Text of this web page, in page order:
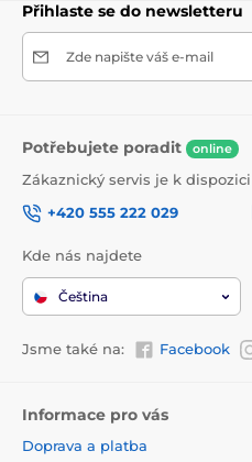
Přihlaste se do newsletteru
Zde napište váš e-mail
Potřebujete poradit online
Zákaznický servis je k dispozici
+420 555 222 029
Kde nás najdete
Čeština
Jsme také na: Facebook
Informace pro vás
Doprava a platba